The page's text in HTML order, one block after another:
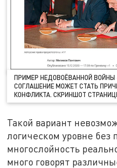
ПРИМЕР НЕДОВОЁВАННОЙ
СОГЛАШЕНИЕ МОЖЕТ СТАТЬ
КОНФЛИКТА. СКРИНШОТ СТРАНИЦЫ
Такой вариант
логическом уровне без
многослойность
много говорят